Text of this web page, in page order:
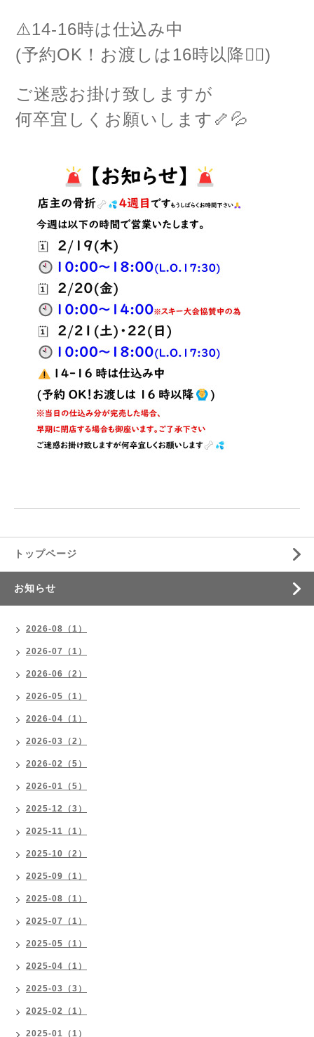
⚠️14-16時は仕込み中
(予約OK！お渡しは16時以降🙆‍♂️)
ご迷惑お掛け致しますが
何卒宜しくお願いします🦴💦
トップページ
お知らせ
2026-08（1）
2026-07（1）
2026-06（2）
2026-05（1）
2026-04（1）
2026-03（2）
2026-02（5）
2026-01（5）
2025-12（3）
2025-11（1）
2025-10（2）
2025-09（1）
2025-08（1）
2025-07（1）
2025-05（1）
2025-04（1）
2025-03（3）
2025-02（1）
2025-01（1）